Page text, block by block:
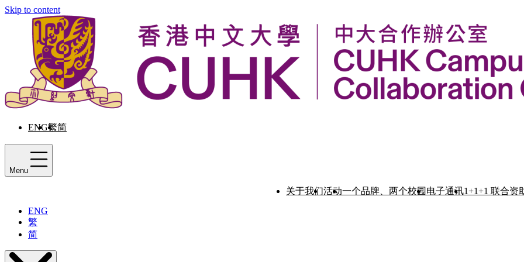
Skip to content
ENG繁简
Menu
关于我们活动一个品牌、两个校园 电子通讯1+1+1 联合资
ENG
繁
简